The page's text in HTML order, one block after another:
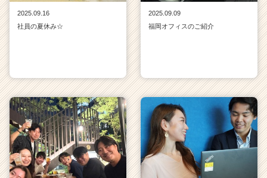
2025.09.16
社員の夏休み☆
2025.09.09
福岡オフィスのご紹介